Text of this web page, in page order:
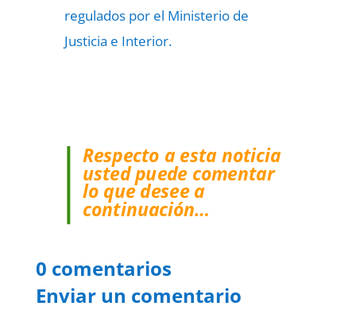
regulados por el Ministerio de
Justicia e Interior.
Respecto a esta noticia
usted puede comentar
lo que desee a
continuación…
0 comentarios
Enviar un comentario